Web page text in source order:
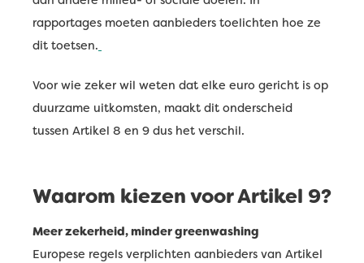
rapportages moeten aanbieders toelichten hoe ze
dit toetsen.
Voor wie zeker wil weten dat elke euro gericht is op
duurzame uitkomsten, maakt dit onderscheid
tussen Artikel 8 en 9 dus het verschil.
Waarom kiezen voor Artikel 9?
Meer zekerheid, minder greenwashing
Europese regels verplichten aanbieders van Artikel